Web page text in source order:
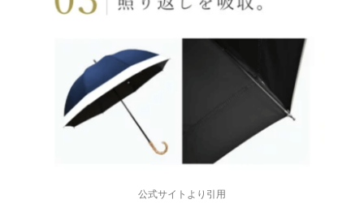
公式サイトより引用